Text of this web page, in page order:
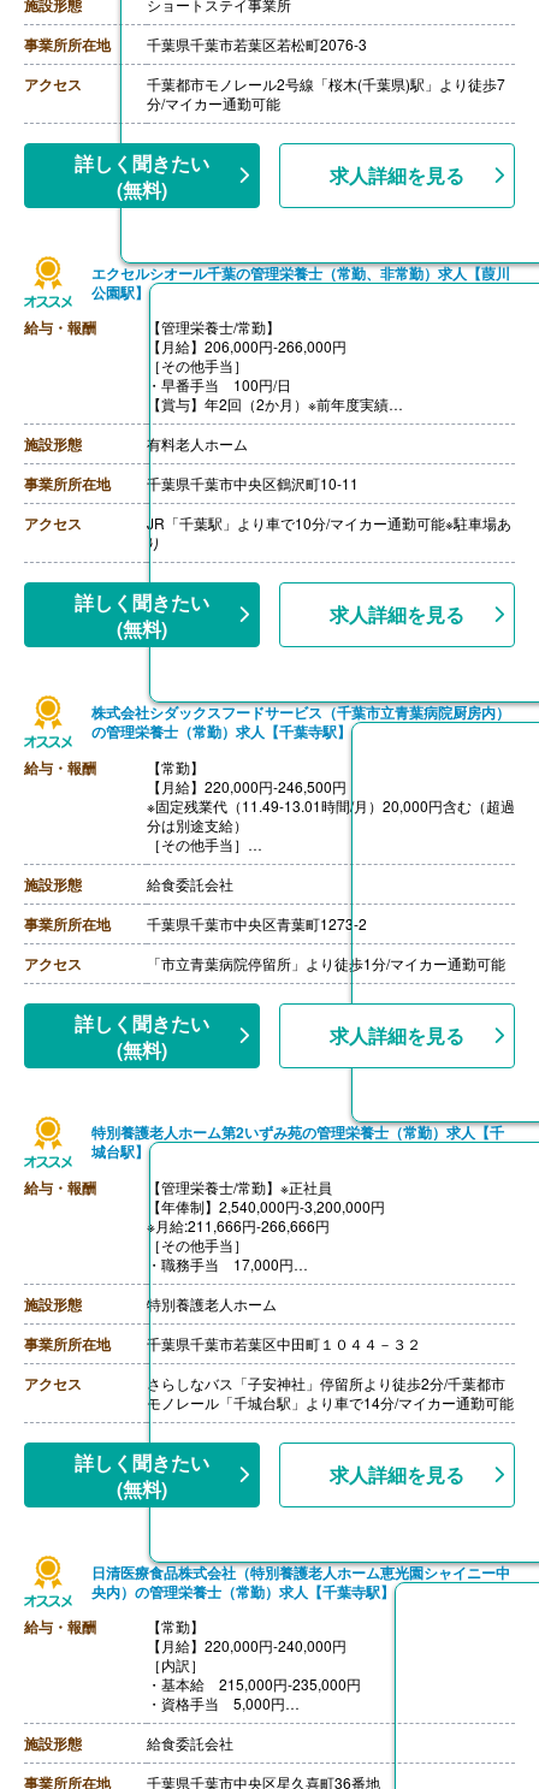
施設形態 ショートステイ事業所
事業所所在地 千葉県千葉市若葉区若松町2076-3
アクセス
千葉都市モノレール2号線「桜木(千葉県)駅」より徒歩7
分/マイカー通勤可能
詳しく聞きたい
(無料)
求人詳細を見る
エクセルシオール千葉の管理栄養士（常勤、非常勤）求人【葭川
公園駅】
給与・報酬
【管理栄養士/常勤】
【月給】206,000円-266,000円
［その他手当］
・早番手当 100円/日
【賞与】年2回（2か月）※前年度実績
【通勤手当】あり（上限なし）
【昇給】あり（1.00％）※前年度実績
【退職金】なし
施設形態 有料老人ホーム
事業所所在地 千葉県千葉市中央区鶴沢町10-11
アクセス
JR「千葉駅」より車で10分/マイカー通勤可能※駐車場あ
り
詳しく聞きたい
(無料)
求人詳細を見る
株式会社シダックスフードサービス（千葉市立青葉病院厨房内）
の管理栄養士（常勤）求人【千葉寺駅】
給与・報酬
【常勤】
【月給】220,000円-246,500円
※固定残業代（11.49-13.01時間/月）20,000円含む（超過
分は別途支給）
［その他手当］
・時間外勤務手当
・休日勤務手当
・深夜勤務手当（22:00-翌05:00）
・休業手当
【賞与】なし
【通勤手当】あり（上限なし）※片道2Km以上
施設形態 給食委託会社
事業所所在地 千葉県千葉市中央区青葉町1273-2
アクセス 「市立青葉病院停留所」より徒歩1分/マイカー通勤可能
詳しく聞きたい
(無料)
求人詳細を見る
特別養護老人ホーム第2いずみ苑の管理栄養士（常勤）求人【千
城台駅】
給与・報酬
【管理栄養士/常勤】※正社員
【年俸制】2,540,000円-3,200,000円
※月給:211,666円-266,666円
［その他手当］
・職務手当 17,000円
・資格手当 3,000円-10,000円
・住宅手当 4,000円または20,000円
・扶養手当 5,000円/子1人につき、15,000円/配偶者
・くつ手当 4,000円/年1回4月に支給
【賞与】あり（計4.50ヶ月分）※2021年実績
【昇給】年1回（1月あたり2,000円-6,000円）
【退職金】なし
施設形態 特別養護老人ホーム
事業所所在地 千葉県千葉市若葉区中田町１０４４－３２
アクセス
さらしなバス「子安神社」停留所より徒歩2分/千葉都市
モノレール「千城台駅」より車で14分/マイカー通勤可能
詳しく聞きたい
(無料)
求人詳細を見る
日清医療食品株式会社（特別養護老人ホーム恵光園シャイニー中
央内）の管理栄養士（常勤）求人【千葉寺駅】
給与・報酬
【常勤】
【月給】220,000円-240,000円
［内訳］
・基本給 215,000円-235,000円
・資格手当 5,000円
【賞与】あり※個人評価による
【退職金】あり※勤続3年以上
施設形態 給食委託会社
事業所所在地 千葉県千葉市中央区星久喜町36番地